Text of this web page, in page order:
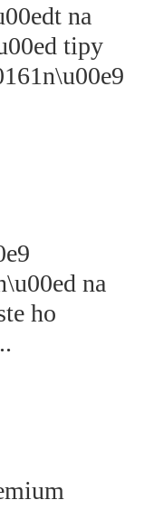
na
tipy
na
ho